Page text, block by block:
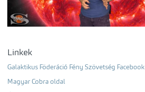
Linkek
Galaktikus Föderáció Fény Szövetség Facebook
Magyar Cobra oldal